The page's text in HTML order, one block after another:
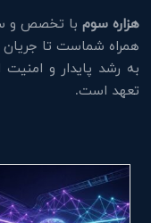
هزاره سوم با تخصص و
همراه شماست تا جریان
به رشد پایدار و
تعهد است.